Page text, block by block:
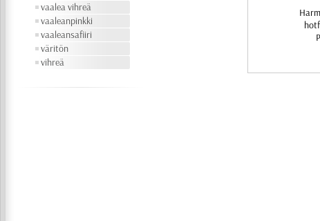
vaalea vihreä
vaaleanpinkki
vaaleansafiiri
väritön
vihreä